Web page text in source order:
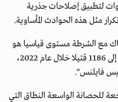
لتطبيق إصلاحات جذرية
مثل هذه الحوادث المأساوية.
مع الشرطة مستوى قياسيا هو
الأعلى منذ عشر سنوات وصل إلى 1186 قتيلا خلال عام 2022،
فايلنس".
للحصانة الواسعة النطاق التي